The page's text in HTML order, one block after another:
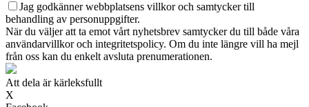
Jag godkänner webbplatsens villkor och samtycker till
behandling av personuppgifter.
När du väljer att ta emot vårt nyhetsbrev samtycker du till både våra
användarvillkor och integritetspolicy. Om du inte längre vill ha mejl
från oss kan du enkelt avsluta prenumerationen.
Att dela är kärleksfullt
X